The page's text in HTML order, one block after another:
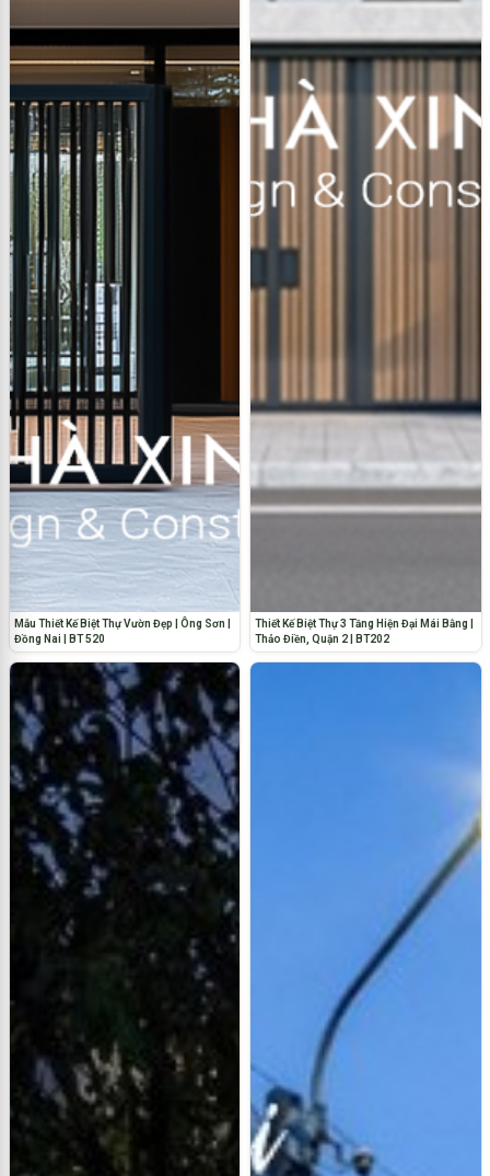
Mẫu Thiết Kế Biệt Thự Vườn Đẹp | Ông Sơn |
Đồng Nai | BT 520
Thiết Kế Biệt Thự 3 Tầng Hiện Đại Mái Bằng |
Thảo Điền, Quận 2 | BT202